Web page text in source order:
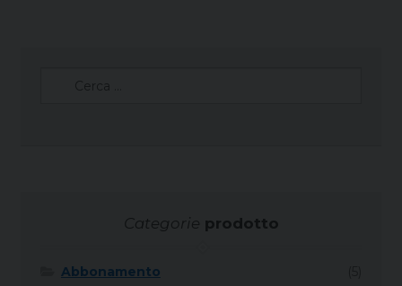
Categorie prodotto
Abbonamento